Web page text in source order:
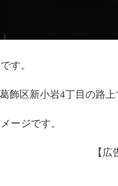
す。
飾区新小岩4丁目の路
ージです。
【